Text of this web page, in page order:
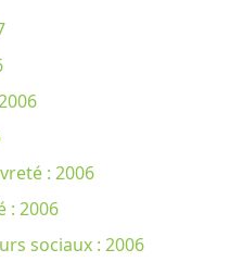
: 2006
: 2006
sociaux : 2006